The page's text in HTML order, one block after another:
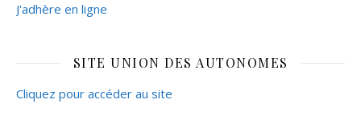
J'adhère en ligne
SITE UNION DES AUTONOMES
Cliquez pour accéder au site